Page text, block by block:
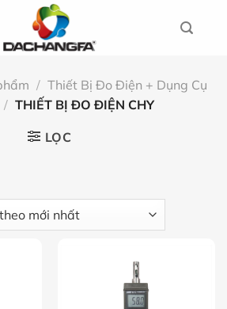
/ Thiết Bị Đo Điện + Dụng Cụ
/ THIẾT BỊ ĐO ĐIỆN CHY
LỌC